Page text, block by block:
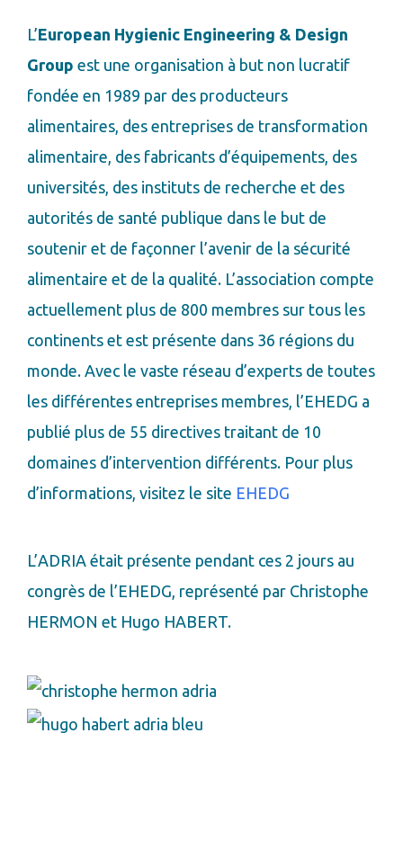
L’European Hygienic Engineering & Design
Group est une organisation à but non lucratif
fondée en 1989 par des producteurs
alimentaires, des entreprises de transformation
alimentaire, des fabricants d’équipements, des
universités, des instituts de recherche et des
autorités de santé publique dans le but de
soutenir et de façonner l’avenir de la sécurité
alimentaire et de la qualité. L’association compte
actuellement plus de 800 membres sur tous les
continents et est présente dans 36 régions du
monde. Avec le vaste réseau d’experts de toutes
les différentes entreprises membres, l’EHEDG a
publié plus de 55 directives traitant de 10
domaines d’intervention différents. Pour plus
d’informations, visitez le site EHEDG
L’ADRIA était présente pendant ces 2 jours au
congrès de l’EHEDG, représenté par Christophe
HERMON et Hugo HABERT.